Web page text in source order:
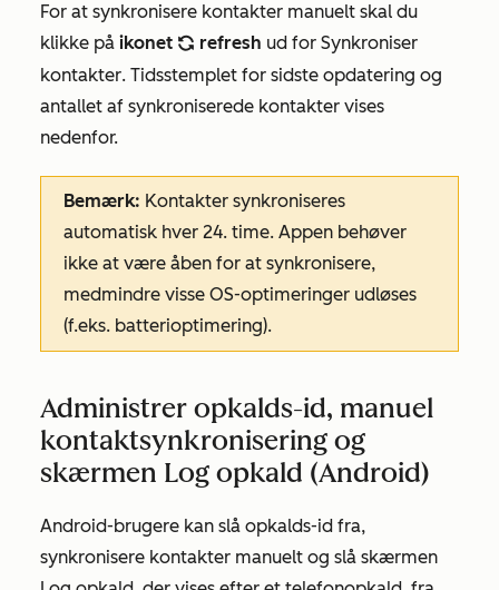
For at synkronisere kontakter manuelt skal du
klikke på ikonet refresh refresh ud for Synkroniser
kontakter. Tidsstemplet for sidste opdatering og
antallet af synkroniserede kontakter vises
nedenfor.
Bemærk: Kontakter synkroniseres
automatisk hver 24. time. Appen behøver
ikke at være åben for at synkronisere,
medmindre visse OS-optimeringer udløses
(f.eks. batterioptimering).
Administrer opkalds-id, manuel
kontaktsynkronisering og
skærmen Log opkald (Android)
Android-brugere kan slå opkalds-id fra,
synkronisere kontakter manuelt og slå skærmen